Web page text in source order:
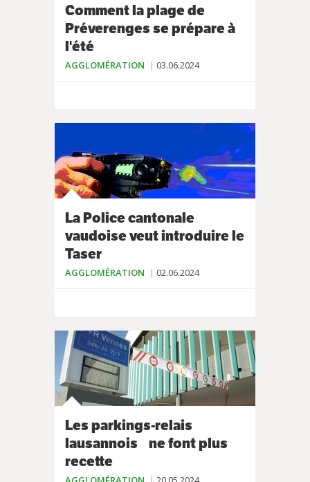
Comment la plage de
Préverenges se prépare à
l'été
AGGLOMÉRATION 03.06.2024
La Police cantonale
vaudoise veut introduire le
Taser
AGGLOMÉRATION 02.06.2024
Les parkings-relais
lausannois ne font plus
recette